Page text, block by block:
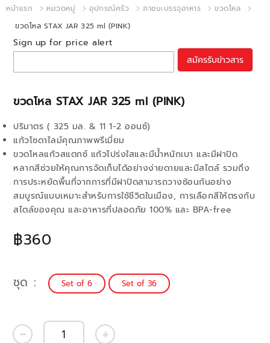
หน้าแรก หมวดหมู่ อุปกรณ์ครัว ภาชนะบรรจุอาหาร
ขวดโหล
ขวดโหล STAX JAR 325 ml (PINK)
ขวดโหล STAX JAR 325 ml (PINK)
฿360
ปริมาตร ( 325 มล. & 11 1-2 ออนซ์)
แก้วโซดาไลม์คุณภาพพรีเมี่ยม
ขวดโหลแก้วสแตกซ์ แก้วโปร่งใสและมีน้ำหนักเบา และมีฝาปิด
หลากสีช่วยให้คุณการจัดเก็บได้อย่างง่ายดายและมีสไตล์ รวมถึง
การประหยัดพื้นที่จากการที่มีฝาปิดสามารถวางซ้อนกันอย่าง
สมบูรณ์แบบเหมาะสำหรับการใช้ชีวิตในเมือง, การเลือกสีให้ตรงกับ
สไตล์ของคุณ และอาหารที่ปลอดภัย 100% และ BPA-free
Sign up for price alert
สมัครรับข่าวสาร
ชุด Set of 6 Set of 36